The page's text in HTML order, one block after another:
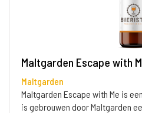
Maltgarden Escape with
Maltgarden
Maltgarden Escape with Me is
is gebrouwen door Maltgarden